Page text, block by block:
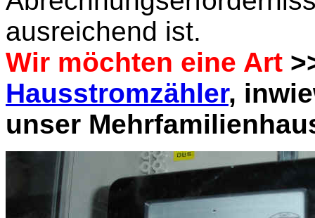
ausreichend ist.
Wir möchten eine Art
Hausstromzähler,
unser